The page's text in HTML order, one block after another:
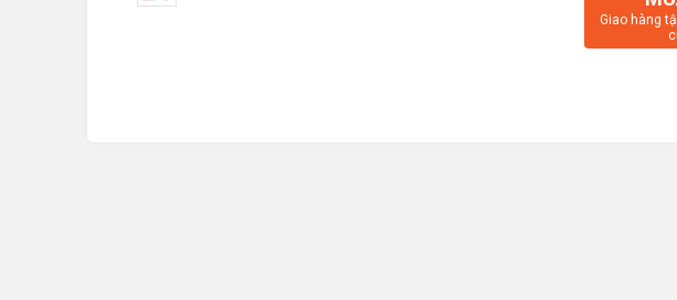
Giao hàng